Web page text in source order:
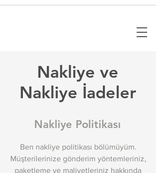
Nakliye ve
Nakliye İadeler
Nakliye Politikası
Ben nakliye politikası bölümüyüm.
Müşterilerinize gönderim yöntemleriniz,
paketleme ve maliyetleriniz hakkında